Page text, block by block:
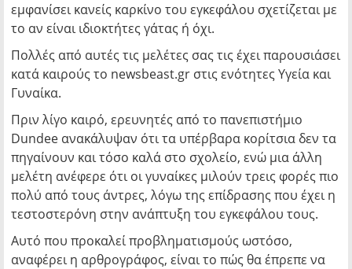
εμφανίσει κανείς καρκίνο του εγκεφάλου σχετίζεται με
το αν είναι ιδιοκτήτες γάτας ή όχι.
Πολλές από αυτές τις μελέτες σας τις έχει παρουσιάσει
κατά καιρούς το newsbeast.gr στις ενότητες Υγεία και
Γυναίκα.
Πριν λίγο καιρό, ερευνητές από το πανεπιστήμιο
Dundee ανακάλυψαν ότι τα υπέρβαρα κορίτσια δεν τα
πηγαίνουν και τόσο καλά στο σχολείο, ενώ μια άλλη
μελέτη ανέφερε ότι οι γυναίκες μιλούν τρεις φορές πιο
πολύ από τους άντρες, λόγω της επίδρασης που έχει η
τεστοστερόνη στην ανάπτυξη του εγκεφάλου τους.
Αυτό που προκαλεί προβληματισμούς ωστόσο,
αναφέρει η αρθρογράφος, είναι το πώς θα έπρεπε να